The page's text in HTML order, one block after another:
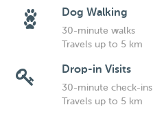
Dog Walking
30-minute walks
Travels up to 5 km
Drop-in Visits
30-minute check-ins
Travels up to 5 km